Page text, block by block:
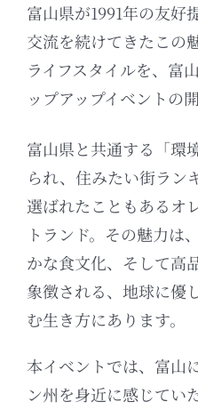
富山県が1991年の友好
交流を続けてきたこの
ライフスタイルを、富
ップアップイベントの
富山県と共通する「環
られ、住みたい街ラン
選ばれたこともあるオ
トランド。 その魅力は
かな食文化、そして高
象徴される、地球に優
む生き方にあります。
本イベントでは、富山
ン州を身近に感じてい